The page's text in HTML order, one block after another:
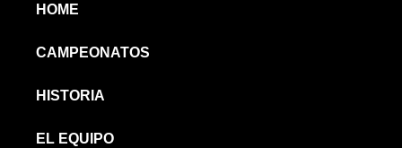
HOME
CAMPEONATOS
HISTORIA
EL EQUIPO